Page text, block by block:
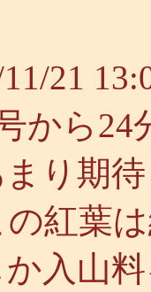
21
から24
り期
紅葉
入山